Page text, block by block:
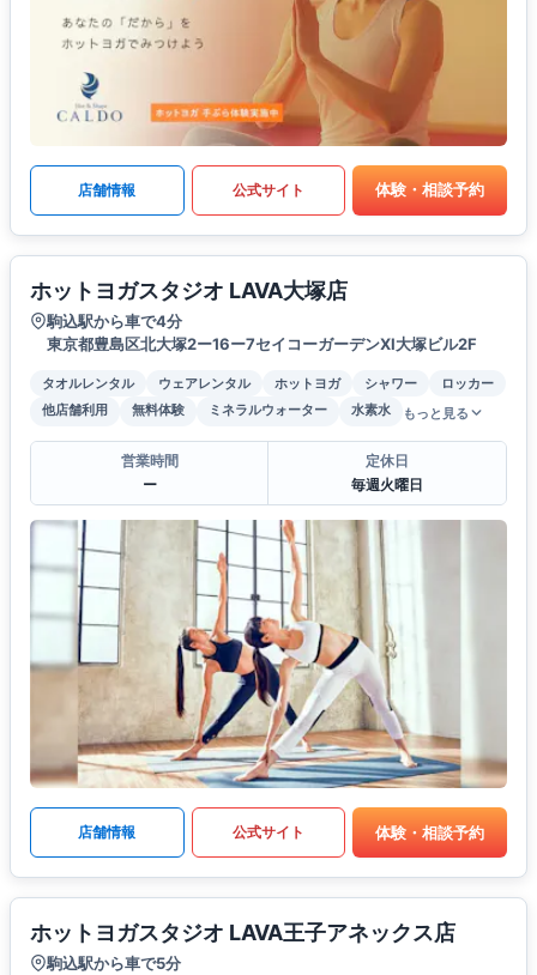
店舗情報 公式サイト 体験・相談予約
ホットヨガスタジオ LAVA大塚店
駒込駅から車で4分
東京都豊島区北大塚2ー16ー7セイコーガーデンXI大塚ビル2F
タオルレンタル ウェアレンタル ホットヨガ シャワー
ロッカー
他店舗利用
無料体験 ミネラルウォーター 水素水 もっと見る
営業時間
ー
定休日
毎週火曜日
店舗情報 公式サイト 体験・相談予約
ホットヨガスタジオ LAVA王子アネックス店
駒込駅から車で5分